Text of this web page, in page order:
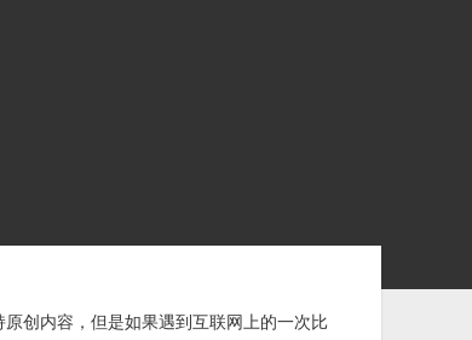
原创内容，但是如果遇到互联网上的一次比